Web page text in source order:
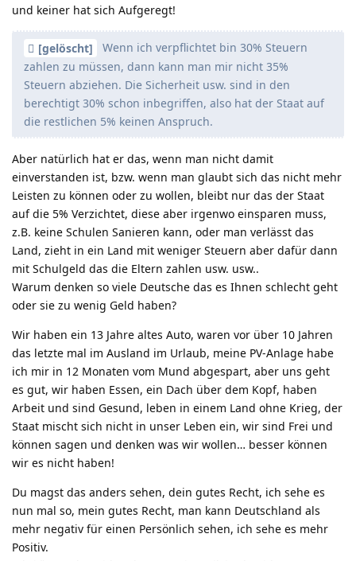
und keiner hat sich Aufgeregt!
[gelöscht]
Wenn ich verpflichtet bin 30% Steuern
zahlen zu müssen, dann kann man mir nicht 35%
Steuern abziehen. Die Sicherheit usw. sind in den
berechtigt 30% schon inbegriffen, also hat der Staat auf
die restlichen 5% keinen Anspruch.
Aber natürlich hat er das, wenn man nicht damit
einverstanden ist, bzw. wenn man glaubt sich das nicht mehr
Leisten zu können oder zu wollen, bleibt nur das der Staat
auf die 5% Verzichtet, diese aber irgenwo einsparen muss,
z.B. keine Schulen Sanieren kann, oder man verlässt das
Land, zieht in ein Land mit weniger Steuern aber dafür dann
mit Schulgeld das die Eltern zahlen usw. usw..
Warum denken so viele Deutsche das es Ihnen schlecht geht
oder sie zu wenig Geld haben?
Wir haben ein 13 Jahre altes Auto, waren vor über 10 Jahren
das letzte mal im Ausland im Urlaub, meine PV-Anlage habe
ich mir in 12 Monaten vom Mund abgespart, aber uns geht
es gut, wir haben Essen, ein Dach über dem Kopf, haben
Arbeit und sind Gesund, leben in einem Land ohne Krieg, der
Staat mischt sich nicht in unser Leben ein, wir sind Frei und
können sagen und denken was wir wollen… besser können
wir es nicht haben!
Du magst das anders sehen, dein gutes Recht, ich sehe es
nun mal so, mein gutes Recht, man kann Deutschland als
mehr negativ für einen Persönlich sehen, ich sehe es mehr
Positiv.